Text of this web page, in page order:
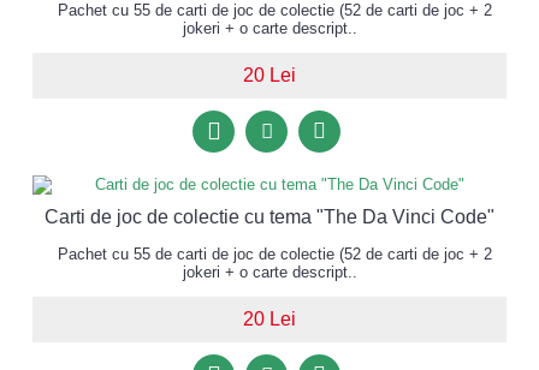
Pachet cu 55 de carti de joc de colectie (52 de carti de joc + 2
jokeri + o carte descript..
20 Lei
Carti de joc de colectie cu tema "The Da Vinci Code"
Pachet cu 55 de carti de joc de colectie (52 de carti de joc + 2
jokeri + o carte descript..
20 Lei